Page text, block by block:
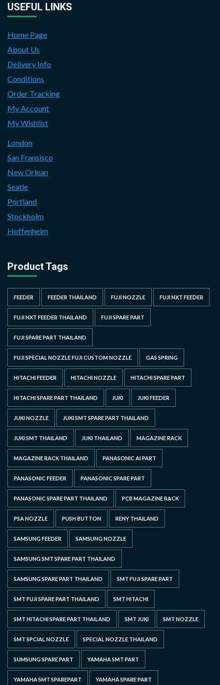
USEFUL LINKS
Home Page
About Us
Delivery Info
Conditions
Order Tracking
My Account
My Wishlist
London
San Fransisco
New Orlean
Seatle
Portland
Stockholm
Hoffenheim
Product Tags
FEEDER FEEDER THAILAND FUJI NOZZLE FUJI NXT FEEDER
FUJI NXT FEEDER THAILAND FUJI SPARE PART
FUJI SPARE PART THAILAND
FUJI SPECIAL NOZZLE FUJI CUSTOM NOZZLE GAS SPRING
HITACHI FEEDER HITACHI NOZZLE HITACHI SPARE PART
HITACHI SPARE PART THAILAND JUKI JUKI FEEDER
JUKI NOZZLE JUKI SMT SPARE PART THAILAND
JUKI SMT THAILAND JUKI THAILAND MAGAZINE RACK
MAGAZINE RACK THAILAND PANASONIC AI PART
PANASONIC FEEDER PANASONIC SPARE PART
PANASONIC SPARE PART THAILAND PCB MAGAZINE RACK
PSA NOZZLE PUSH BUTTON RENY THAILAND
SAMSUNG FEEDER SAMSUNG NOZZLE
SAMSUNG SMT SPARE PART THAILAND
SAMSUNG SPARE PART THAILAND SMT FUJI SPARE PART
SMT FUJI SPARE PART THAILAND SMT HITACHI
SMT HITACHI SPARE PART THAILAND SMT JUKI SMT NOZZLE
SMT SPCIAL NOZZLE SPECIAL NOZZLE THAILAND
SUMSUNG SPARE PART YAMAHA SMT PART
YAMAHA SMT SPAREPART YAMAHA SPARE PART